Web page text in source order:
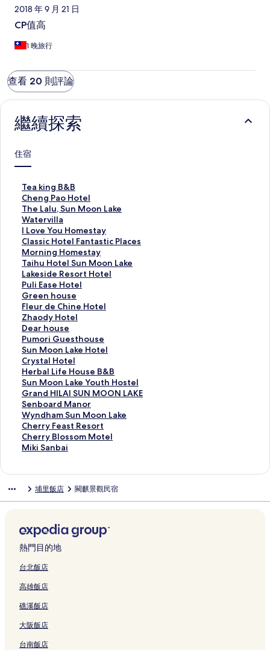
2018 年 9 月 21 日
CP值高
1 晚旅行
查看 20 則評論
繼續探索
住宿
Tea king B&B
T
e
a
k
i
n
g
B
&
B
的
連
結
Cheng Pao Hotel
C
h
e
n
g
P
a
o
H
o
t
e
l
的
連
結
The Lalu, Sun Moon Lake
T
h
e
L
a
l
u
,
S
u
n
M
o
o
n
L
a
k
e
的
連
結
Watervilla
W
a
t
e
r
v
i
l
l
a
的
連
結
I Love You Homestay
I
L
o
v
e
Y
o
u
H
o
m
e
s
t
a
y
的
連
結
Classic Hotel Fantastic Places
C
l
a
s
s
i
c
H
o
t
e
l
F
a
n
t
a
s
t
i
c
的
連
結
Morning Homestay
M
o
r
n
i
n
g
H
o
m
e
s
t
a
y
的
連
結
Taihu Hotel Sun Moon Lake
T
a
i
h
u
H
o
t
e
l
S
u
n
M
o
o
n
L
的
連
Lakeside Resort Hotel
L
a
k
e
s
i
d
e
R
e
s
o
r
t
H
o
t
連
結
Puli Ease Hotel
P
u
l
i
E
a
s
e
H
o
t
e
l
的
連
結
Green house
G
r
e
e
n
h
o
u
s
e
的
連
結
Fleur de Chine Hotel
F
l
e
u
r
d
e
C
h
i
n
e
H
o
的
連
Zhaody Hotel
Z
h
a
o
d
y
H
o
t
e
l
的
連
Dear house
D
e
a
r
h
o
u
s
e
的
連
結
Pumori Guesthouse
P
u
m
o
r
i
G
u
e
s
t
e
結
Sun Moon Lake Hotel
S
u
n
M
o
o
n
L
a
k
e
連
結
Crystal Hotel
C
r
y
s
t
a
l
H
o
的
連
Herbal Life House B&B
H
e
r
b
a
l
L
i
u
B
&
B
的
結
Sun Moon Lake Youth Hostel
S
u
n
M
o
o
n
Y
t
h
H
o
t
l
的
連
結
Grand HILAI SUN MOON LAKE
G
r
a
n
d
H
S
M
O
O
N
A
E
的
連
結
Senboard Manor
S
e
n
b
o
M
a
r
的
連
結
Wyndham Sun Moon Lake
W
y
n
d
u
o
o
n
L
k
的
連
結
Cherry Feast Resort
C
h
e
e
t
R
e
s
r
的
連
結
Cherry Blossom Motel
C
h
B
s
s
o
m
o
e
l
的
連
Miki Sanbai
M
a
a
i
的
連
埔里飯店 闕麒景觀民宿
熱門目的地
台北飯店
高雄飯店
礁溪飯店
大阪飯店
台南飯店